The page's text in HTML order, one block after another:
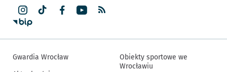
Gwardia Wrocław
Obiekty sportowe we
Wrocławiu